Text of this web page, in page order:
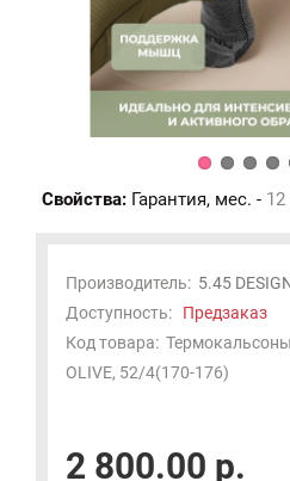
Свойства: Гарантия, мес. -
Производитель: 5.45
Доступность: Предзаказ
Код товара:
OLIVE, 52/4(170-176)
2 800.00 р.